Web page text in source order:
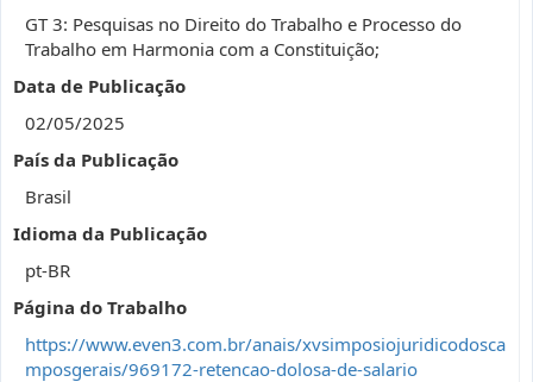
GT 3: Pesquisas no Direito do Trabalho e Processo do
Trabalho em Harmonia com a Constituição;
Data de Publicação
02/05/2025
País da Publicação
Brasil
Idioma da Publicação
pt-BR
Página do Trabalho
https://www.even3.com.br/anais/xvsimposiojuridicodosca
mposgerais/969172-retencao-dolosa-de-salario